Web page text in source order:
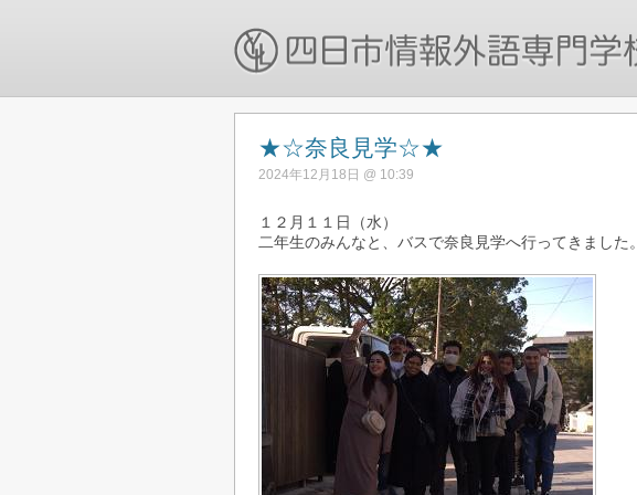
★☆奈良見学☆★
2024年12月18日 @ 10:39
１２月１１日（水）
二年生のみんなと、バスで奈良見学へ行ってきました。